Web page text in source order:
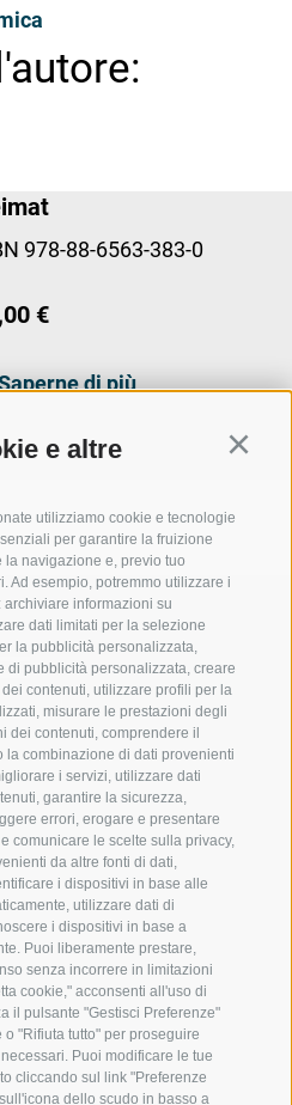
e altre
utilizziamo cookie e tecnologie
per garantire la fruizione
navigazione e, previo tuo
Ad esempio, potremmo utilizzare i
informazioni su
dati limitati per la selezione
la pubblicità personalizzata,
di pubblicità personalizzata, creare
contenuti, utilizzare profili per la
misurare le prestazioni degli
dei contenuti, comprendere il
la combinazione di dati provenienti
i servizi, utilizzare dati
garantire la sicurezza,
errori, erogare e presentare
comunicare le scelte sulla privacy,
da altre fonti di dati,
i dispositivi in base alle
utilizzare dati di
i dispositivi in base a
Puoi liberamente prestare,
senza incorrere in limitazioni
cookie," acconsenti all'uso di
il pulsante "Gestisci Preferenze"
"Rifiuta tutto" per proseguire
Puoi modificare le tue
cliccando sul link "Preferenze
dello scudo in basso a
978-88-6563-383-0
€
di più